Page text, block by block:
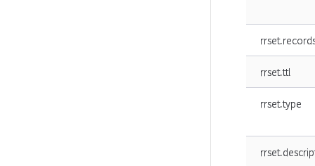
rrset.ttl
rrset.type